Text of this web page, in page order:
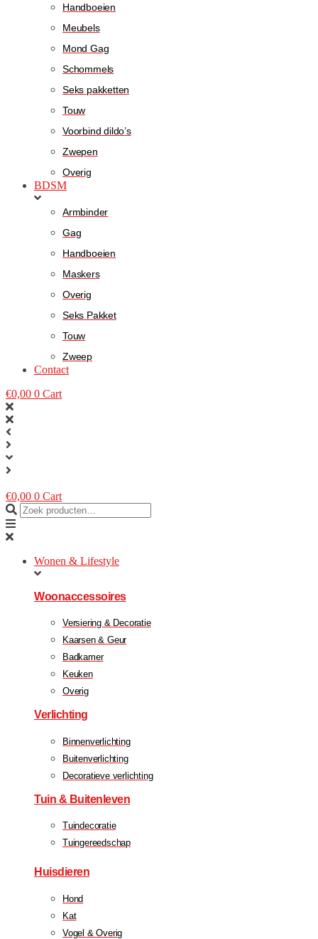
Handboeien
Meubels
Mond Gag
Schommels
Seks pakketten
Touw
Voorbind dildo’s
Zwepen
Overig
BDSM
Armbinder
Gag
Handboeien
Maskers
Overig
Seks Pakket
Touw
Zweep
Contact
€0,00 0 Cart
€0,00 0 Cart
Wonen & Lifestyle
Woonaccessoires
Versiering & Decoratie
Kaarsen & Geur
Badkamer
Keuken
Overig
Verlichting
Binnenverlichting
Buitenverlichting
Decoratieve verlichting
Tuin & Buitenleven
Tuindecoratie
Tuingereedschap
Huisdieren
Hond
Kat
Vogel & Overig